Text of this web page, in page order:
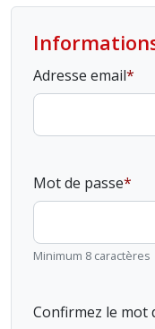
Adresse email
Mot de passe
Minimum 8 caractères
Confirmez le mot